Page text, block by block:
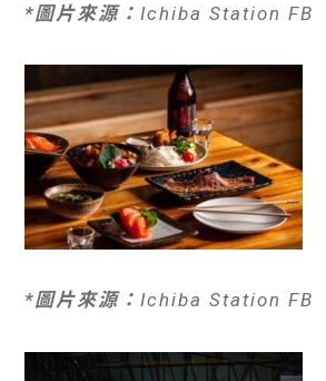
*圖片來源： Ichiba Station FB
*圖片來源：Ichiba Station FB